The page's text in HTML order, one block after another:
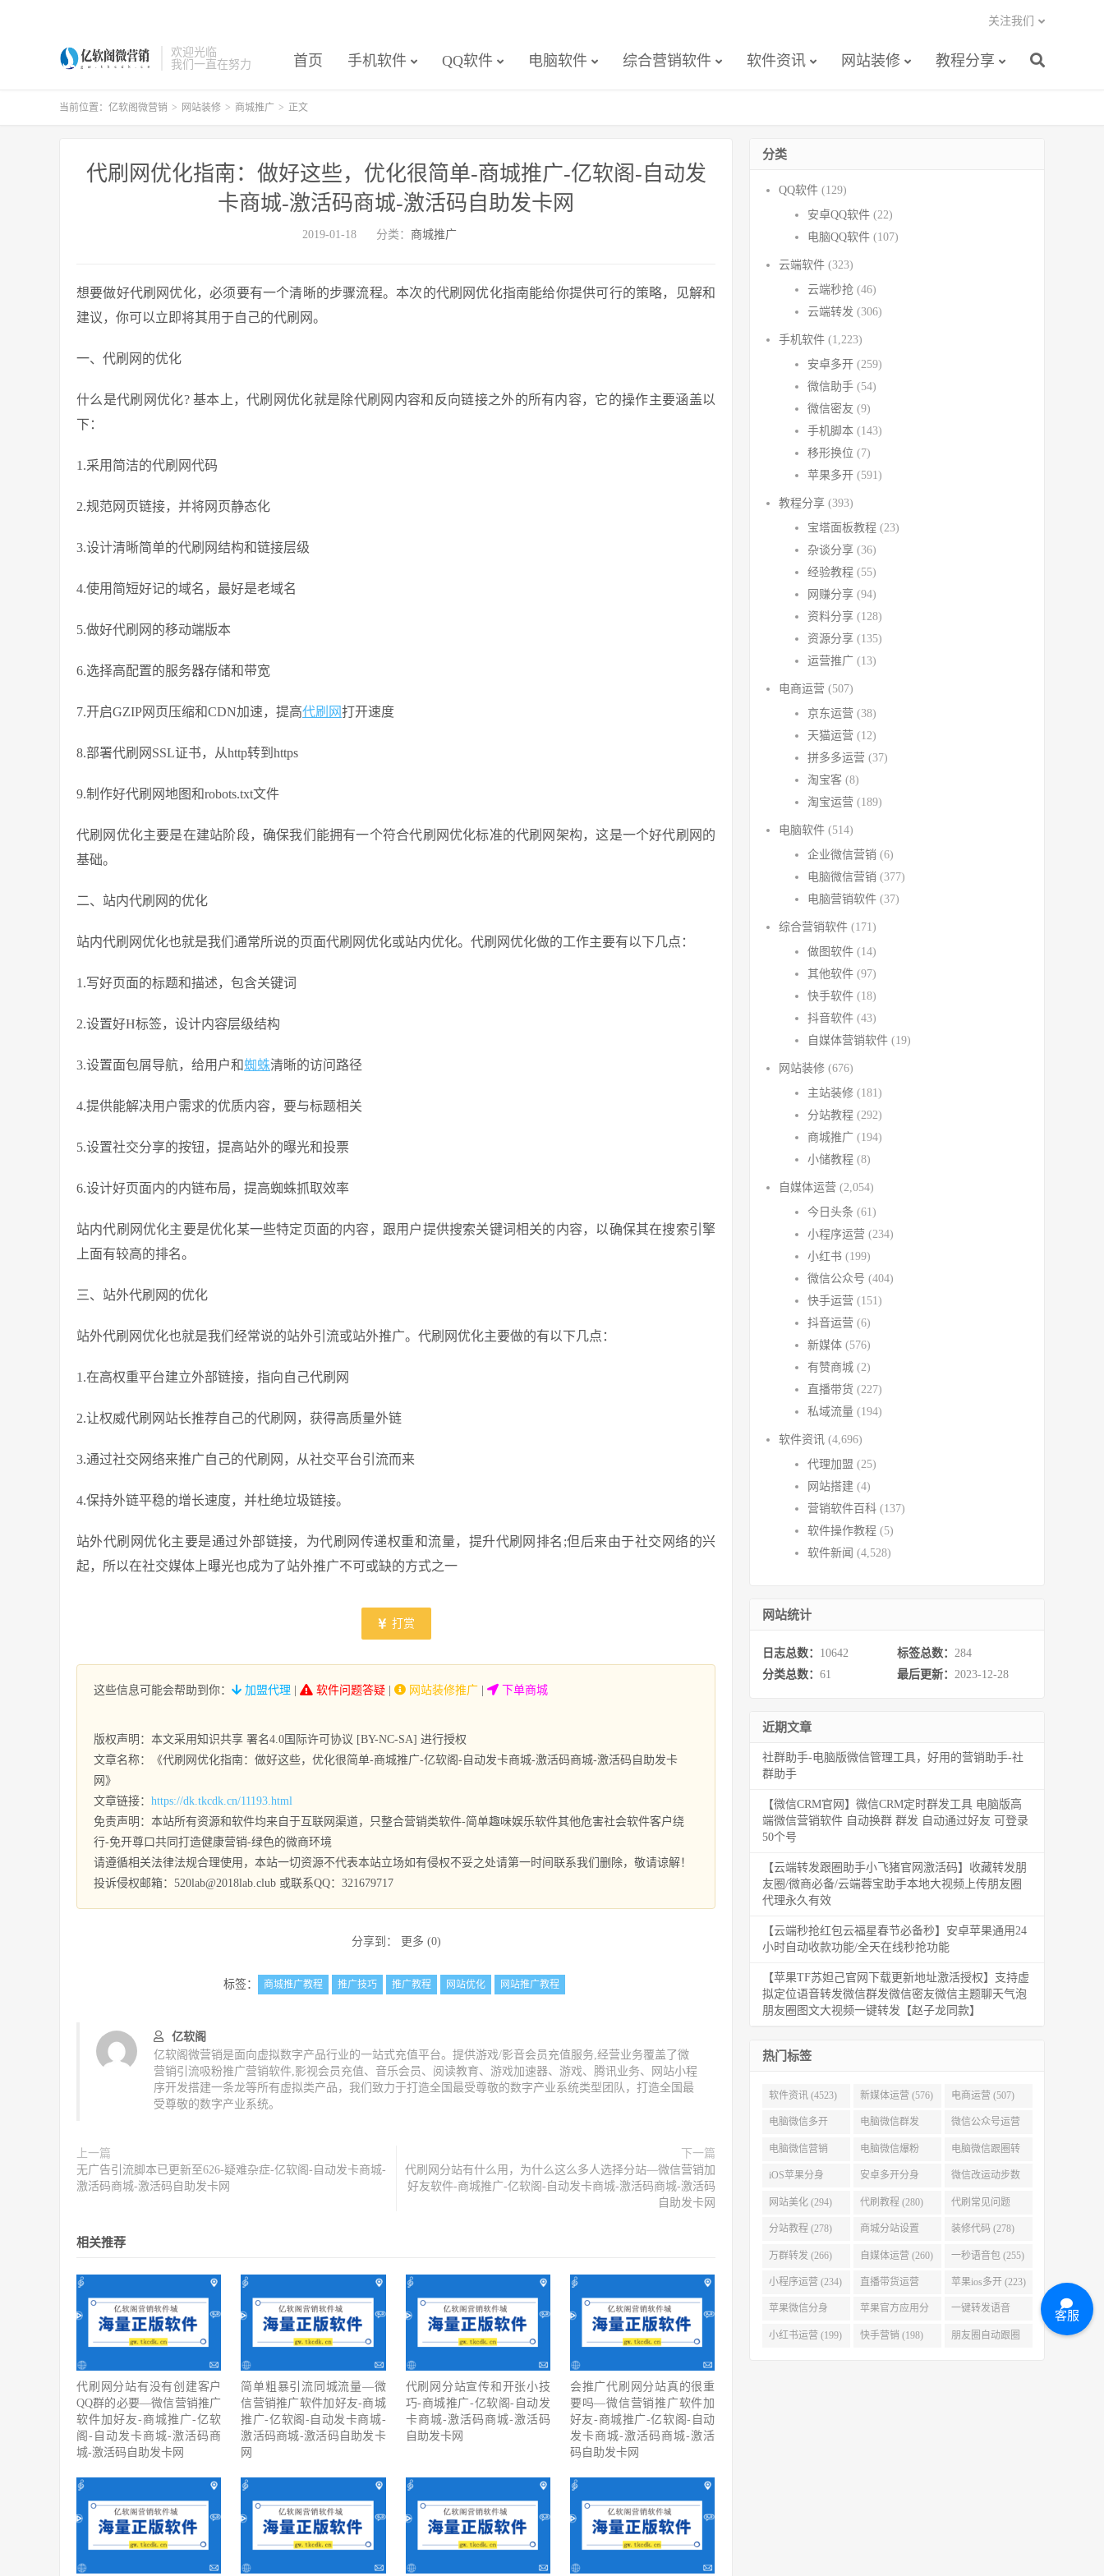
欢迎光临
我们一直在努力
首页 手机软件 QQ软件 电脑软件 综合营销软件 软件资讯 网站装修 教程分享
关注我们
当前位置： 亿软阁微营销 > 网站装修 > 商城推广 > 正文
代刷网优化指南：做好这些，优化很简单-商城推广-亿软阁-自动发
卡商城-激活码商城-激活码自助发卡网
2019-01-18 分类： 商城推广
想要做好代刷网优化，必须要有一个清晰的步骤流程。本次的代刷网优化指南能给你提供可行的策略，见解和
建议，你可以立即将其用于自己的代刷网。
一、代刷网的优化
什么是代刷网优化? 基本上，代刷网优化就是除代刷网内容和反向链接之外的所有内容，它的操作主要涵盖以
下：
1.采用简洁的代刷网代码
2.规范网页链接，并将网页静态化
3.设计清晰简单的代刷网结构和链接层级
4.使用简短好记的域名，最好是老域名
5.做好代刷网的移动端版本
6.选择高配置的服务器存储和带宽
7.开启GZIP网页压缩和CDN加速，提高代刷网打开速度
8.部署代刷网SSL证书，从http转到https
9.制作好代刷网地图和robots.txt文件
代刷网优化主要是在建站阶段，确保我们能拥有一个符合代刷网优化标准的代刷网架构，这是一个好代刷网的
基础。
二、站内代刷网的优化
站内代刷网优化也就是我们通常所说的页面代刷网优化或站内优化。代刷网优化做的工作主要有以下几点：
1.写好页面的标题和描述，包含关键词
2.设置好H标签，设计内容层级结构
3.设置面包屑导航，给用户和蜘蛛清晰的访问路径
4.提供能解决用户需求的优质内容，要与标题相关
5.设置社交分享的按钮，提高站外的曝光和投票
6.设计好页面内的内链布局，提高蜘蛛抓取效率
站内代刷网优化主要是优化某一些特定页面的内容，跟用户提供搜索关键词相关的内容，以确保其在搜索引擎
上面有较高的排名。
三、站外代刷网的优化
站外代刷网优化也就是我们经常说的站外引流或站外推广。代刷网优化主要做的有以下几点：
1.在高权重平台建立外部链接，指向自己代刷网
2.让权威代刷网站长推荐自己的代刷网，获得高质量外链
3.通过社交网络来推广自己的代刷网，从社交平台引流而来
4.保持外链平稳的增长速度，并杜绝垃圾链接。
站外代刷网优化主要是通过外部链接，为代刷网传递权重和流量，提升代刷网排名;但后来由于社交网络的兴
起，所以在社交媒体上曝光也成为了站外推广不可或缺的方式之一
打赏
这些信息可能会帮助到你： 加盟代理 软件问题答疑 网站装修推广 下单商城
版权声明：本文采用知识共享 署名4.0国际许可协议 [BY-NC-SA] 进行授权
文章名称：《代刷网优化指南：做好这些，优化很简单-商城推广-亿软阁-自动发卡商城-激活码商城-激活码自助发卡
网》
文章链接： https://dk.tkcdk.cn/11193.html
免责声明：本站所有资源和软件均来自于互联网渠道，只整合营销类软件-简单趣味娱乐软件其他危害社会软件客户绕
行-免开尊口共同打造健康营销-绿色的微商环境
请遵循相关法律法规合理使用，本站一切资源不代表本站立场如有侵权不妥之处请第一时间联系我们删除，敬请谅解！
投诉侵权邮箱：520lab@2018lab.club 或联系QQ：321679717
分享到： 更多 (0)
标签： 商城推广教程 推广技巧 推广教程 网站优化 网站推广教程
亿软阁
亿软阁微营销是面向虚拟数字产品行业的一站式充值平台。提供游戏/影音会员充值服务,经营业务覆盖了微
营销引流吸粉推广营销软件,影视会员充值、音乐会员、阅读教育、游戏加速器、游戏、腾讯业务、网站小程
序开发搭建一条龙等所有虚拟类产品，我们致力于打造全国最受尊敬的数字产业系统类型团队，打造全国最
受尊敬的数字产业系统。
上一篇
无广告引流脚本已更新至626-疑难杂症-亿软阁-自动发卡商城-
激活码商城-激活码自助发卡网
下一篇
代刷网分站有什么用，为什么这么多人选择分站—微信营销加
好友软件-商城推广-亿软阁-自动发卡商城-激活码商城-激活码
自助发卡网
相关推荐
代刷网分站有没有创建客户
QQ群的必要—微信营销推广
软件加好友-商城推广-亿软
阁-自动发卡商城-激活码商
城-激活码自助发卡网
简单粗暴引流同城流量—微
信营销推广软件加好友-商城
推广-亿软阁-自动发卡商城-
激活码商城-激活码自助发卡
网
代刷网分站宣传和开张小技
巧-商城推广-亿软阁-自动发
卡商城-激活码商城-激活码
自助发卡网
会推广代刷网分站真的很重
要吗—微信营销推广软件加
好友-商城推广-亿软阁-自动
发卡商城-激活码商城-激活
码自助发卡网
分类
QQ软件 (129)
安卓QQ软件 (22)
电脑QQ软件 (107)
云端软件 (323)
云端秒抢 (46)
云端转发 (306)
手机软件 (1,223)
安卓多开 (259)
微信助手 (54)
微信密友 (9)
手机脚本 (143)
移形换位 (7)
苹果多开 (591)
教程分享 (393)
宝塔面板教程 (23)
杂谈分享 (36)
经验教程 (55)
网赚分享 (94)
资料分享 (128)
资源分享 (135)
运营推广 (13)
电商运营 (507)
京东运营 (38)
天猫运营 (12)
拼多多运营 (37)
淘宝客 (8)
淘宝运营 (189)
电脑软件 (514)
企业微信营销 (6)
电脑微信营销 (377)
电脑营销软件 (37)
综合营销软件 (171)
做图软件 (14)
其他软件 (97)
快手软件 (18)
抖音软件 (43)
自媒体营销软件 (19)
网站装修 (676)
主站装修 (181)
分站教程 (292)
商城推广 (194)
小储教程 (8)
自媒体运营 (2,054)
今日头条 (61)
小程序运营 (234)
小红书 (199)
微信公众号 (404)
快手运营 (151)
抖音运营 (6)
新媒体 (576)
有赞商城 (2)
直播带货 (227)
私域流量 (194)
软件资讯 (4,696)
代理加盟 (25)
网站搭建 (4)
营销软件百科 (137)
软件操作教程 (5)
软件新闻 (4,528)
网站统计
日志总数： 10642 标签总数： 284
分类总数： 61 最后更新： 2023-12-28
近期文章
社群助手-电脑版微信管理工具，好用的营销助手-社
群助手
【微信CRM官网】微信CRM定时群发工具 电脑版高
端微信营销软件 自动换群 群发 自动通过好友 可登录
50个号
【云端转发跟圈助手小飞猪官网激活码】收藏转发朋
友圈/微商必备/云端蓉宝助手本地大视频上传朋友圈
代理永久有效
【云端秒抢红包云福星春节必备秒】安卓苹果通用24
小时自动收款功能/全天在线秒抢功能
【苹果TF苏妲己官网下载更新地址激活授权】支持虚
拟定位语音转发微信群发微信密友微信主题聊天气泡
朋友圈图文大视频一键转发【赵子龙同款】
热门标签
软件资讯 (4523) 新媒体运营 (576) 电商运营 (507)
电脑微信多开
(479)
电脑微信群发
(477)
微信公众号运营
(404)
电脑微信营销
(386)
电脑微信爆粉
(384)
电脑微信跟圈转
发 (379)
iOS苹果分身
(371)
安卓多开分身
(333)
微信改运动步数
(313)
网站美化 (294) 代刷教程 (280) 代刷常见问题
(280)
分站教程 (278) 商城分站设置
(278)
装修代码 (278)
万群转发 (266) 自媒体运营 (260) 一秒语音包 (255)
小程序运营 (234) 直播带货运营
(227)
苹果ios多开 (223)
苹果微信分身
(223)
苹果官方应用分
身 (219)
一键转发语音
(219)
小红书运营 (199) 快手营销 (198) 朋友圈自动跟圈
客服